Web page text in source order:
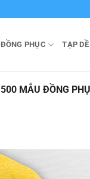
ĐỒNG PHỤC TẠP
500 MẪU ĐỒNG